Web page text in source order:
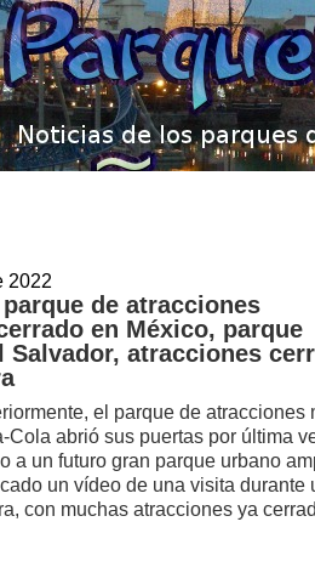
2022
de atracciones
en México, parque
Salvador, atracciones
el parque de atracciones
Cola abrió sus puertas por última
a un futuro gran parque urbano
un vídeo de una visita durante
con muchas atracciones ya